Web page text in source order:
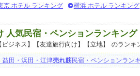
京 ホテル ランキング 横浜 ホテル ランキング
気民宿・ペンションランキング
ジネス】【友達旅行向け】【立地】 のランキ
益田・浜田・江津売れ筋民宿・ペンションラン